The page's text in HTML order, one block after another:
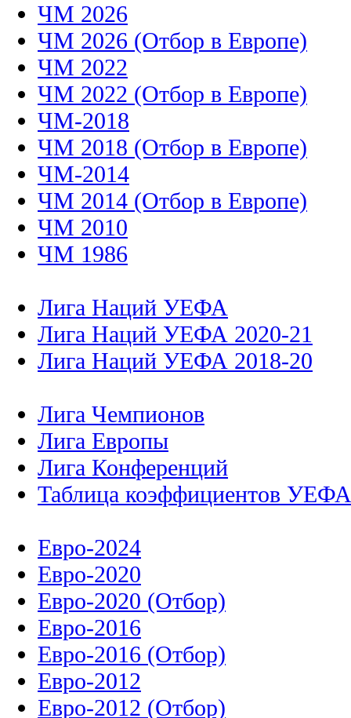
ЧМ 2026
ЧМ 2026 (Отбор в Европе)
ЧМ 2022
ЧМ 2022 (Отбор в Европе)
ЧМ-2018
ЧМ 2018 (Отбор в Европе)
ЧМ-2014
ЧМ 2014 (Отбор в Европе)
ЧМ 2010
ЧМ 1986
Лига Наций УЕФА
Лига Наций УЕФА 2020-21
Лига Наций УЕФА 2018-20
Лига Чемпионов
Лига Европы
Лига Конференций
Таблица коэффициентов УЕФА
Евро-2024
Евро-2020
Евро-2020 (Отбор)
Евро-2016
Евро-2016 (Отбор)
Евро-2012
Евро-2012 (Отбор)